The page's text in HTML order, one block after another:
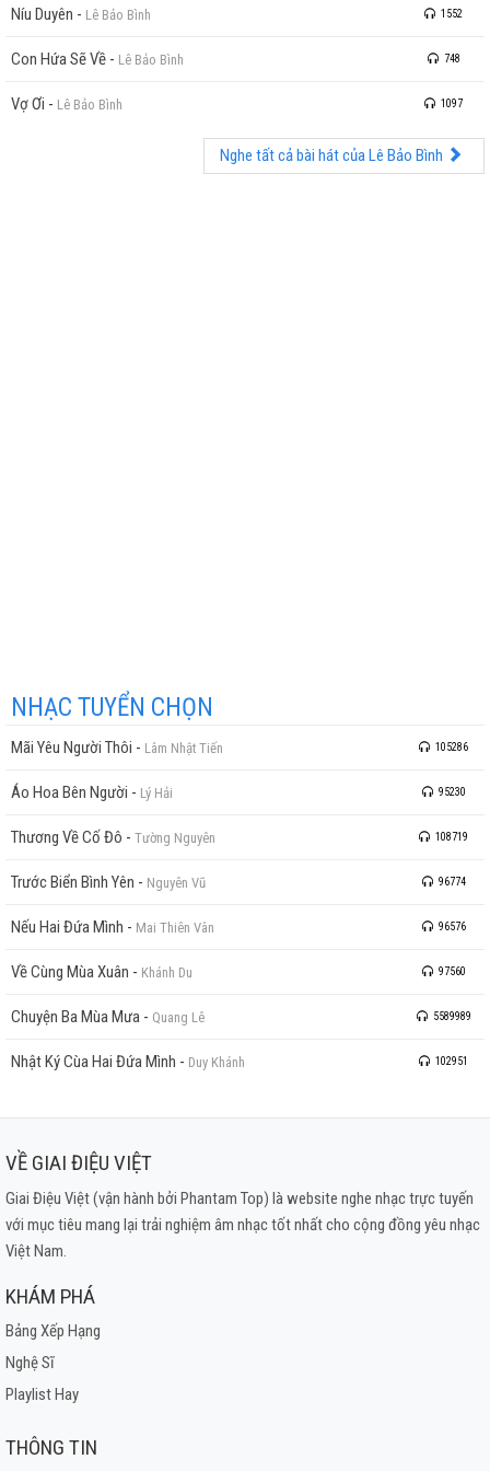
Khi chúng ta bên nhau
Cùng xây hạnh phúc
Níu Duyên - Lê Bảo Bình 1552
Con Hứa Sẽ Về - Lê Bảo Bình 748
Vợ Ơi - Lê Bảo Bình 1097
Nghe tất cả bài hát của Lê Bảo Bình
NHẠC TUYỂN CHỌN
Mãi Yêu Người Thôi - Lâm Nhật Tiến 105286
Áo Hoa Bên Người - Lý Hải 95230
Thương Về Cố Đô - Tường Nguyên 108719
Trước Biển Bình Yên - Nguyên Vũ 96774
Nếu Hai Đứa Mình - Mai Thiên Vân 96576
Về Cùng Mùa Xuân - Khánh Du 97560
Chuyện Ba Mùa Mưa - Quang Lê 5589989
Nhật Ký Cùa Hai Đứa Mình - Duy Khánh 102951
VỀ GIAI ĐIỆU VIỆT
Giai Điệu Việt (vận hành bởi Phantam Top) là website nghe nhạc trực tuyến
với mục tiêu mang lại trải nghiệm âm nhạc tốt nhất cho cộng đồng yêu nhạc
Việt Nam.
KHÁM PHÁ
Bảng Xếp Hạng
Nghệ Sĩ
Playlist Hay
THÔNG TIN